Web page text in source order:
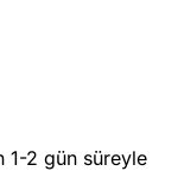
1-2 gün süreyle